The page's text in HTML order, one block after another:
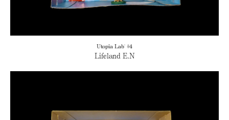
Utopia Lab' #4
Lifeland E.N